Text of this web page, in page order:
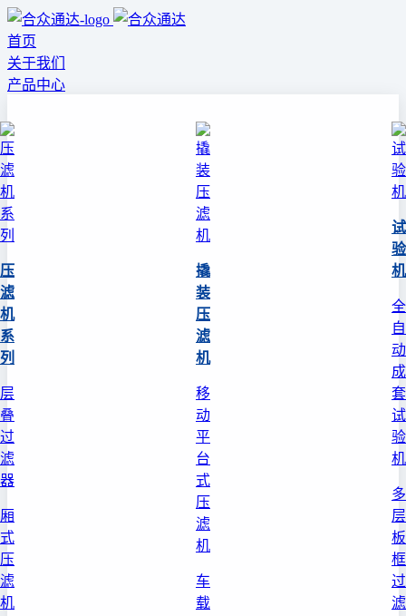
首页
关于我们
产品中心
压
滤
机
系
列
层
叠
过
滤
器
厢
式
压
滤
机
撬
装
压
滤
机
移
动
平
台
式
压
滤
机
车
载
试
验
机
全
自
动
成
套
试
验
机
多
层
板
框
过
滤